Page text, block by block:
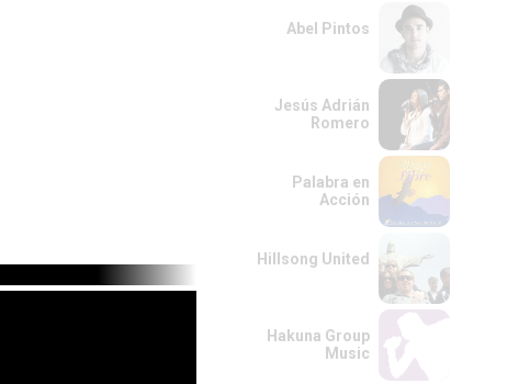
Abel Pintos
Jesús Adrián
Romero
Palabra en
Acción
Hillsong United
Hakuna Group
Music